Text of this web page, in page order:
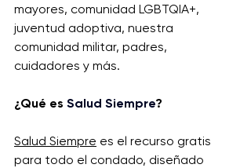
mayores, comunidad LGBTQIA+,
juventud adoptiva, nuestra
comunidad militar, padres,
cuidadores y más.
¿Qué es Salud Siempre?
Salud Siempre es el recurso gratis
para todo el condado, diseñado